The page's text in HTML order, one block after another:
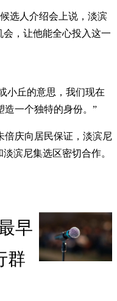
选人介绍会上说，淡滨
会，让他能全心投入这一
小丘的意思，我们现在
造一个独特的身份。”
倍庆向居民保证，淡滨尼
滨尼集选区密切合作。
早
群